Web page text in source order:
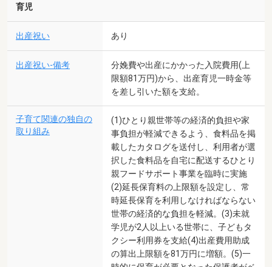
育児
出産祝い あり
出産祝い-備考
分娩費や出産にかかった入院費用(上
限額81万円)から、出産育児一時金等
を差し引いた額を支給。
子育て関連の独自の
取り組み
(1)ひとり親世帯等の経済的負担や家
事負担が軽減できるよう、食料品を掲
載したカタログを送付し、利用者が選
択した食料品を自宅に配送するひとり
親フードサポート事業を臨時に実施
(2)延長保育料の上限額を設定し、常
時延長保育を利用しなければならない
世帯の経済的な負担を軽減。(3)未就
学児が2人以上いる世帯に、子どもタ
クシー利用券を支給(4)出産費用助成
の算出上限額を81万円に増額。(5)一